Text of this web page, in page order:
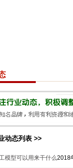
动态列表 >>
2018
模型可以用来干什么